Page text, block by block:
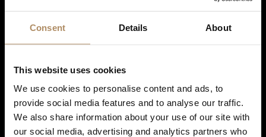
Consent Details About
This website uses cookies
We use cookies to personalise content and ads, to
provide social media features and to analyse our traffic.
We also share information about your use of our site with
our social media, advertising and analytics partners who